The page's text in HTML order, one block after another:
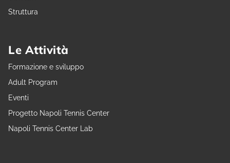
Struttura
Le Attività
Formazione e sviluppo
Adult Program
Eventi
Progetto Napoli Tennis Center
Napoli Tennis Center Lab